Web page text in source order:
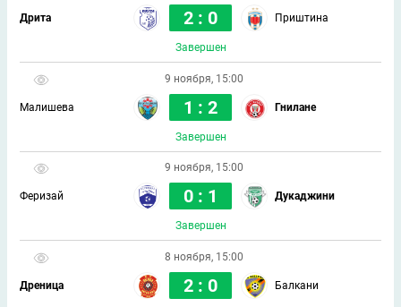
Дрита 2 : 0 Приштина
Завершен
9 ноября, 15:00
Малишева 1 : 2 Гнилане
Завершен
9 ноября, 15:00
Феризай 0 : 1 Дукаджини
Завершен
8 ноября, 15:00
Дреница 2 : 0 Балкани